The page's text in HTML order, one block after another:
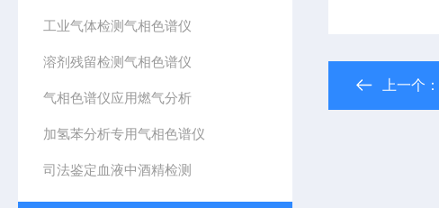
工业气体检测气相色谱仪
溶剂残留检测气相色谱仪
气相色谱仪应用燃气分析
加氢苯分析专用气相色谱仪
司法鉴定血液中酒精检测
上一个：